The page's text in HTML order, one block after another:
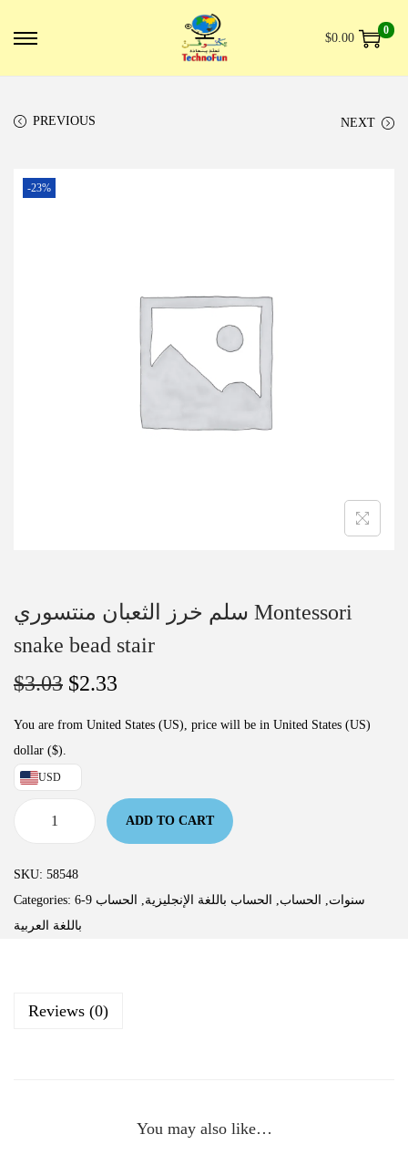
$0.00
0
PREVIOUS NEXT
-23%
سلم خرز الثعبان منتسوري Montessori
snake bead stair
$3.03 $2.33
You are from United States (US), price will be in United States (US)
dollar ($).
USD
ADD TO CART
SKU: 58548
Categories:
6-9 سنوات, الحساب, الحساب باللغة الإنجليزية,
الحساب
باللغة العربية
Reviews (0)
You may also like…